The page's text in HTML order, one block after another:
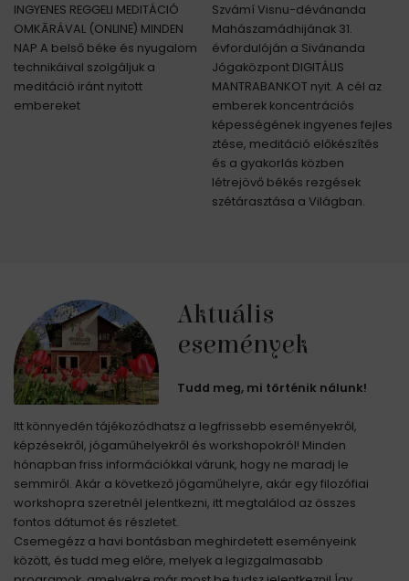
INGYENES REGGELI MEDITÁCIÓ
OMKĀRÁVAL (ONLINE) MINDEN
NAP A belső béke és nyugalom
technikáival szolgáljuk a
meditáció iránt nyitott
embereket
Szvámí Visnu-dévánanda
Mahászamádhijának 31.
évfordulóján a Sivánanda
Jógaközpont DIGITÁLIS
MANTRABANKOT nyit. A cél az
emberek koncentrációs
képességének ingyenes fejles
ztése, meditáció előkészítés
és a gyakorlás közben
létrejövő békés rezgések
szétárasztása a Világban.
Aktuális
események
Tudd meg, mi történik nálunk!
Itt könnyedén tájékozódhatsz a legfrissebb eseményekről,
képzésekről, jógaműhelyekről és workshopokról! Minden
hónapban friss információkkal várunk, hogy ne maradj le
semmiről. Akár a következő jógaműhelyre, akár egy filozófiai
workshopra szeretnél jelentkezni, itt megtalálod az összes
fontos dátumot és részletet.
Csemegézz a havi bontásban meghirdetett eseményeink
között, és tudd meg előre, melyek a legizgalmasabb